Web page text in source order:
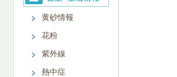
黄砂情報
花粉
紫外線
熱中症